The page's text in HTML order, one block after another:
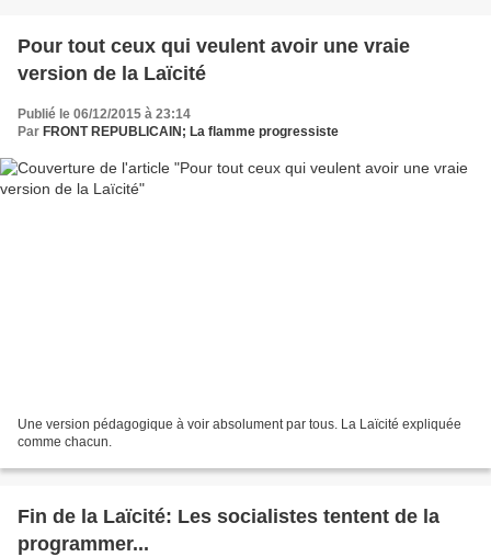
Pour tout ceux qui veulent avoir une vraie
version de la Laïcité
Publié le 06/12/2015 à 23:14
Par FRONT REPUBLICAIN; La flamme progressiste
Une version pédagogique à voir absolument par tous. La Laïcité expliquée
comme chacun.
Fin de la Laïcité: Les socialistes tentent de la
programmer...